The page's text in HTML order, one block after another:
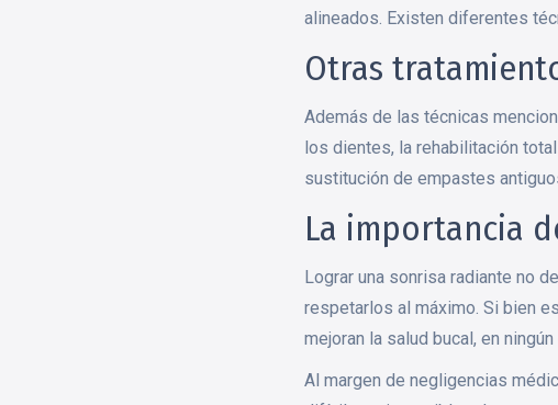
alineados. Existen diferentes
Otras
Además de las técnicas
los dientes, la rehabilitación
sustitución de empastes
La importancia
Lograr una sonrisa radiante no
respetarlos al máximo. Si bien
mejoran la salud bucal, en
Al margen de negligencias